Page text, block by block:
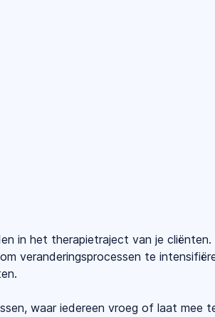
in het therapietraject van je cliënten.
veranderingsprocessen te
waar iedereen vroeg of laat mee